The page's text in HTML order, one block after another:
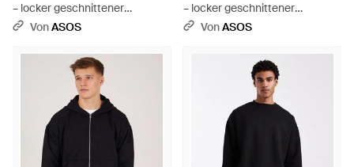
– locker geschnittener
kapuzenpullover - Braun
VonASOS
– locker geschnittener
kapuzenpullover - Blau
VonASOS